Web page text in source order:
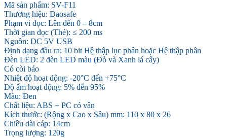
Mã sản phẩm: SV-F11
Thương hiệu: Daosafe
Phạm vi đọc: Lên đến 0 – 8cm
Thời gian đọc (Thẻ): ≤ 200 ms
Nguồn: DC 5V USB
Định dạng đầu ra: 10 bit Hệ thập lục phân hoặc Hệ thập phân
Đèn LED: 2 đèn LED màu (Đỏ và Xanh lá cây)
Có còi báo
Nhiệt độ hoạt động: -20°C đến +75°C
Độ ẩm hoạt động: 5% đến 95%
Màu: Đen
Chất liệu: ABS + PC có vân
Kích thước: (Rộng x Cao x Sâu) mm: 110 x 80 x 26
Chiều dài cáp: 14cm
Trọng lượng: 120g